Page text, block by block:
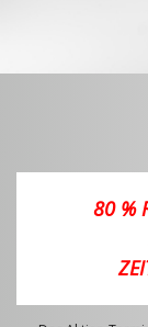
80 %